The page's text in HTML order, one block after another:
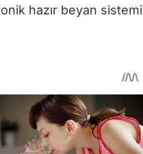
hazır beyan sistemi